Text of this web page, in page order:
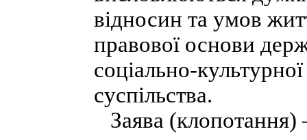
відносин та умов
правової основи
соціально-
суспільства.
Заява (клопотання)